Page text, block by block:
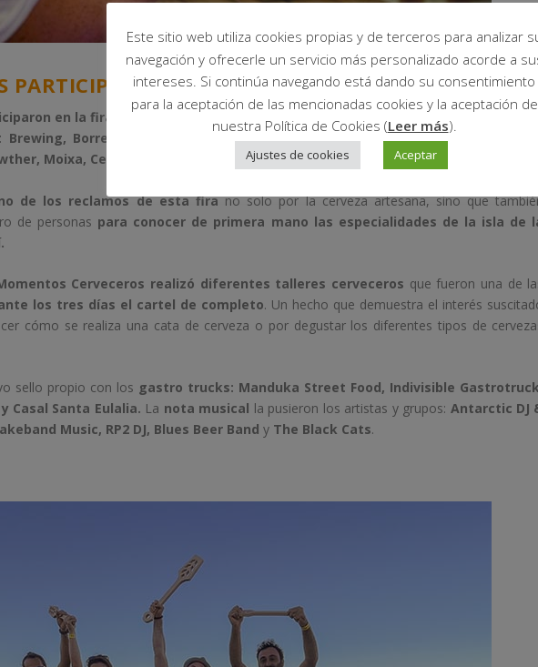
PARTICIPANTES
en la fira con representación de las 3 islas (11 de Mallorca, 2 de Menorca y
Brewing, Borrego Guacho, Breaking Brou, Brusca, Forastera, Grahame Pearce,
Moixa, Cervesa MON, Sa Cerviseria y Sullerica.
de los reclamos de esta firano solo por la cerveza artesana, sino que
de personas para conocer de primera mano las especialidades de la isla de
Cerveceros realizó diferentes talleres cerveceros que fueron una de
los tres días el cartel de completo. Un hecho que demuestra el interés
cómo se realiza una cata de cerveza o por degustar los diferentes tipos de
sello propio con los gastro trucks: Manduka Street Food, Indivisible
Casal Santa Eulalia. La nota musical la pusieron los artistas y grupos: Antarctic DJ
Music, RP2 DJ, Blues Beer Band y The Black Cats.
Este sitio web utiliza cookies propias y de terceros para analizar
navegación y ofrecerle un servicio más personalizado acorde a
intereses. Si continúa navegando está dando su consentimiento
para la aceptación de las mencionadas cookies y la aceptación de
nuestra Política de Cookies (Leer más).
Ajustes de cookies Aceptar